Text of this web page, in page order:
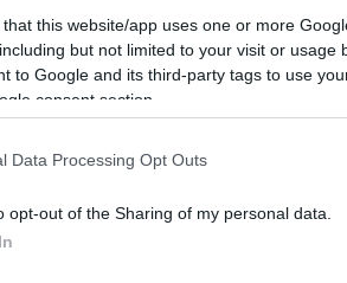
that this website/app uses one or more
but not limited to your visit or usage
to Google and its third-party tags to use
consent section.
Data Processing Opt Outs
opt-out of the Sharing of my personal data.
επεσήμανε ότι, «Θα έχουμε
μέτρα .Ελπίζουμε να βοηθήσει
μία δικαίωση, οι συγγενείς
Αγγλικών σε μόνο 2